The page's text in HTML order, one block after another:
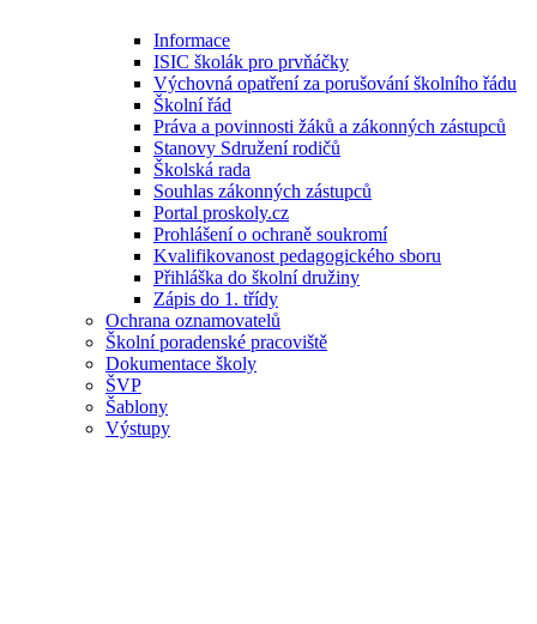
Informace
ISIC školák pro prvňáčky
Výchovná opatření za porušování školního řádu
Školní řád
Práva a povinnosti žáků a zákonných zástupců
Stanovy Sdružení rodičů
Školská rada
Souhlas zákonných zástupců
Portal proskoly.cz
Prohlášení o ochraně soukromí
Kvalifikovanost pedagogického sboru
Přihláška do školní družiny
Zápis do 1. třídy
Ochrana oznamovatelů
Školní poradenské pracoviště
Dokumentace školy
ŠVP
Šablony
Výstupy